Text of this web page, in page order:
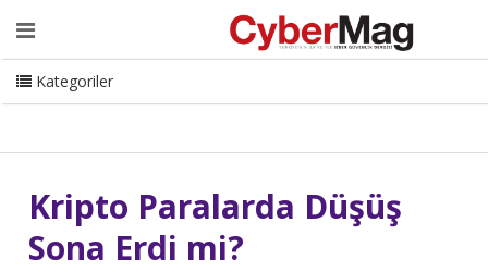
Ana Sayfa Dergi Editörden
Yazarlar
Danışmanlık
ISC Turkey Sizden Gelenler
İletişim
CyberMag Logo
Kategoriler
Kripto Paralarda Düşüş
Sona Erdi mi?